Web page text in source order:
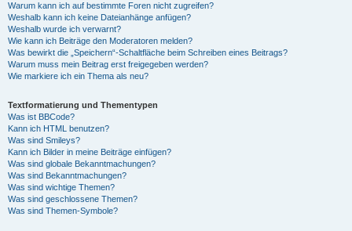
Warum kann ich auf bestimmte Foren nicht zugreifen?
Weshalb kann ich keine Dateianhänge anfügen?
Weshalb wurde ich verwarnt?
Wie kann ich Beiträge den Moderatoren melden?
Was bewirkt die „Speichern“-Schaltfläche beim Schreiben eines Beitrags?
Warum muss mein Beitrag erst freigegeben werden?
Wie markiere ich ein Thema als neu?
Textformatierung und Thementypen
Was ist BBCode?
Kann ich HTML benutzen?
Was sind Smileys?
Kann ich Bilder in meine Beiträge einfügen?
Was sind globale Bekanntmachungen?
Was sind Bekanntmachungen?
Was sind wichtige Themen?
Was sind geschlossene Themen?
Was sind Themen-Symbole?